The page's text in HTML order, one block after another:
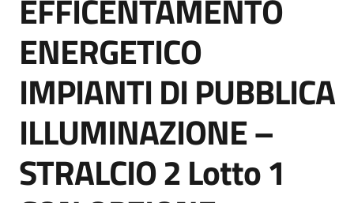
Supporto
Piattaforme
telematiche
EFFICENTAMENTO
ENERGETICO
IMPIANTI DI PUBBLICA
ILLUMINAZIONE –
STRALCIO 2 Lotto 1